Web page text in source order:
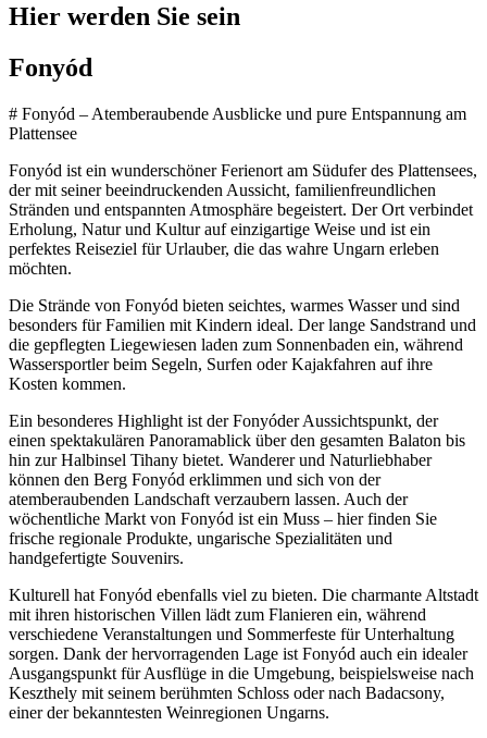
Hier werden Sie sein
Fonyód
# Fonyód – Atemberaubende Ausblicke und pure Entspannung am
Plattensee
Fonyód ist ein wunderschöner Ferienort am Südufer des Plattensees,
der mit seiner beeindruckenden Aussicht, familienfreundlichen
Stränden und entspannten Atmosphäre begeistert. Der Ort verbindet
Erholung, Natur und Kultur auf einzigartige Weise und ist ein
perfektes Reiseziel für Urlauber, die das wahre Ungarn erleben
möchten.
Die Strände von Fonyód bieten seichtes, warmes Wasser und sind
besonders für Familien mit Kindern ideal. Der lange Sandstrand und
die gepflegten Liegewiesen laden zum Sonnenbaden ein, während
Wassersportler beim Segeln, Surfen oder Kajakfahren auf ihre
Kosten kommen.
Ein besonderes Highlight ist der Fonyóder Aussichtspunkt, der
einen spektakulären Panoramablick über den gesamten Balaton bis
hin zur Halbinsel Tihany bietet. Wanderer und Naturliebhaber
können den Berg Fonyód erklimmen und sich von der
atemberaubenden Landschaft verzaubern lassen. Auch der
wöchentliche Markt von Fonyód ist ein Muss – hier finden Sie
frische regionale Produkte, ungarische Spezialitäten und
handgefertigte Souvenirs.
Kulturell hat Fonyód ebenfalls viel zu bieten. Die charmante Altstadt
mit ihren historischen Villen lädt zum Flanieren ein, während
verschiedene Veranstaltungen und Sommerfeste für Unterhaltung
sorgen. Dank der hervorragenden Lage ist Fonyód auch ein idealer
Ausgangspunkt für Ausflüge in die Umgebung, beispielsweise nach
Keszthely mit seinem berühmten Schloss oder nach Badacsony,
einer der bekanntesten Weinregionen Ungarns.